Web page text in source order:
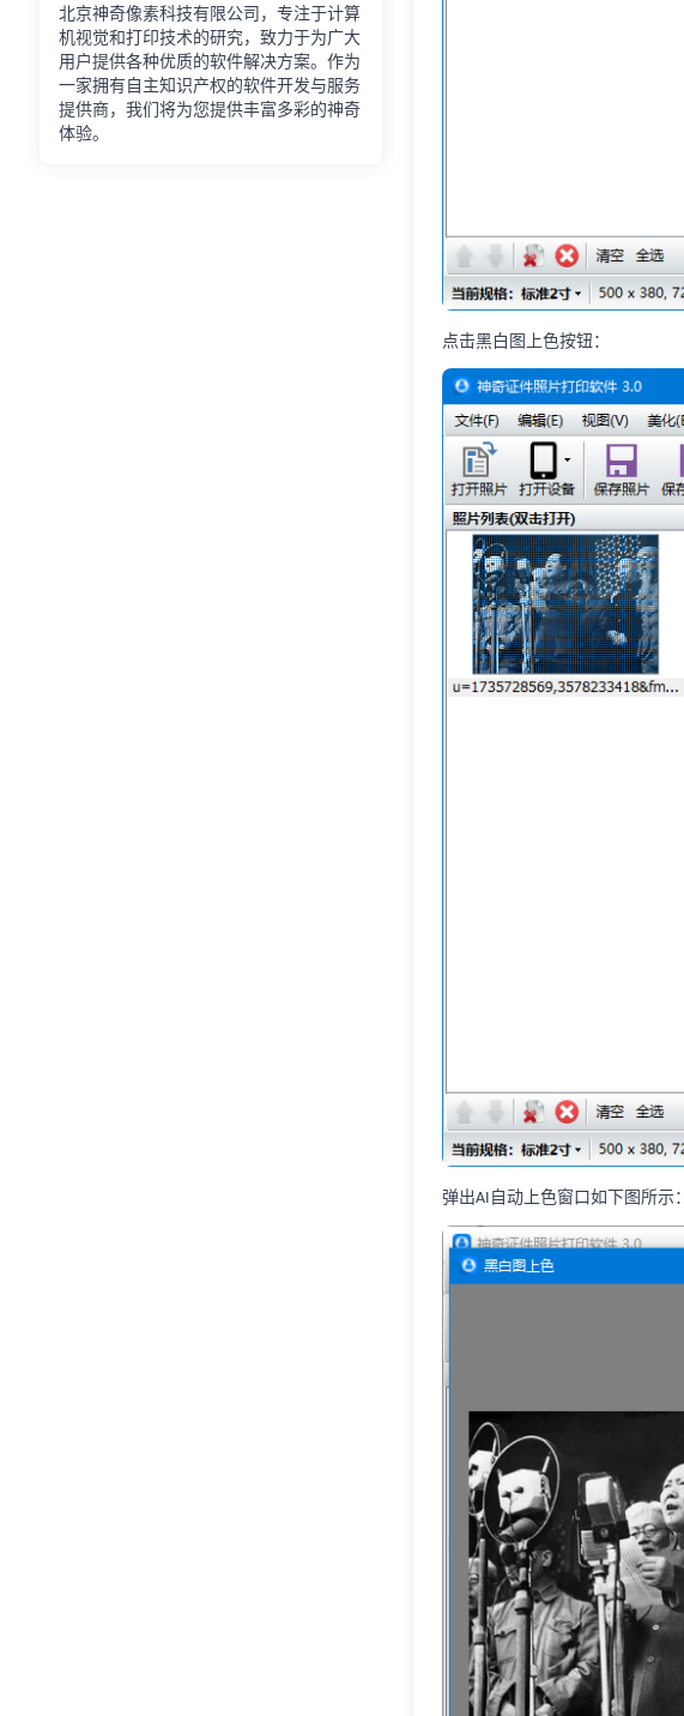
北京神奇像素科技有限公司，专注于计算
机视觉和打印技术的研究，致力于为广大
用户提供各种优质的软件解决方案。作为
一家拥有自主知识产权的软件开发与服务
提供商，我们将为您提供丰富多彩的神奇
体验。
点击黑白图上色按钮：
弹出AI 自动上色窗口如下图所示：